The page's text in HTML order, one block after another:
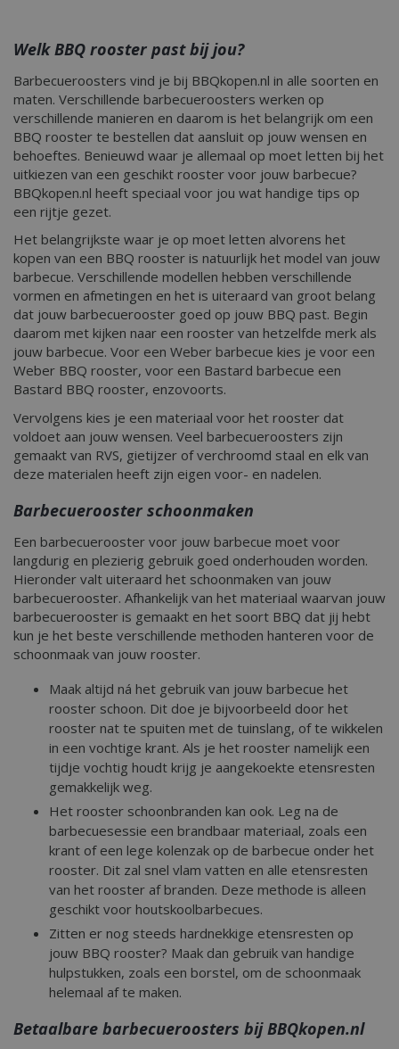
Welk BBQ rooster past bij jou?
Barbecueroosters vind je bij BBQkopen.nl in alle soorten en
maten. Verschillende barbecueroosters werken op
verschillende manieren en daarom is het belangrijk om een
BBQ rooster te bestellen dat aansluit op jouw wensen en
behoeftes. Benieuwd waar je allemaal op moet letten bij het
uitkiezen van een geschikt rooster voor jouw barbecue?
BBQkopen.nl heeft speciaal voor jou wat handige tips op
een rijtje gezet.
Het belangrijkste waar je op moet letten alvorens het
kopen van een BBQ rooster is natuurlijk het model van jouw
barbecue. Verschillende modellen hebben verschillende
vormen en afmetingen en het is uiteraard van groot belang
dat jouw barbecuerooster goed op jouw BBQ past. Begin
daarom met kijken naar een rooster van hetzelfde merk als
jouw barbecue. Voor een Weber barbecue kies je voor een
Weber BBQ rooster, voor een Bastard barbecue een
Bastard BBQ rooster, enzovoorts.
Vervolgens kies je een materiaal voor het rooster dat
voldoet aan jouw wensen. Veel barbecueroosters zijn
gemaakt van RVS, gietijzer of verchroomd staal en elk van
deze materialen heeft zijn eigen voor- en nadelen.
Barbecuerooster schoonmaken
Een barbecuerooster voor jouw barbecue moet voor
langdurig en plezierig gebruik goed onderhouden worden.
Hieronder valt uiteraard het schoonmaken van jouw
barbecuerooster. Afhankelijk van het materiaal waarvan jouw
barbecuerooster is gemaakt en het soort BBQ dat jij hebt
kun je het beste verschillende methoden hanteren voor de
schoonmaak van jouw rooster.
Maak altijd ná het gebruik van jouw barbecue het
rooster schoon. Dit doe je bijvoorbeeld door het
rooster nat te spuiten met de tuinslang, of te wikkelen
in een vochtige krant. Als je het rooster namelijk een
tijdje vochtig houdt krijg je aangekoekte etensresten
gemakkelijk weg.
Het rooster schoonbranden kan ook. Leg na de
barbecuesessie een brandbaar materiaal, zoals een
krant of een lege kolenzak op de barbecue onder het
rooster. Dit zal snel vlam vatten en alle etensresten
van het rooster af branden. Deze methode is alleen
geschikt voor houtskoolbarbecues.
Zitten er nog steeds hardnekkige etensresten op
jouw BBQ rooster? Maak dan gebruik van handige
hulpstukken, zoals een borstel, om de schoonmaak
helemaal af te maken.
Betaalbare barbecueroosters bij BBQkopen.nl
YSC
Google LLC
.youtube.com
IDE
Google LLC
.doubleclick.net
1 jaar 3 weken
how